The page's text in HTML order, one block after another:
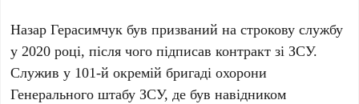
Назар Герасимчук був призваний на строкову службу
у2020 році, після чого підписав контракт зі ЗСУ.
Служив у 101-й окремій бригаді охорони
Генерального штабу ЗСУ, де був навідником